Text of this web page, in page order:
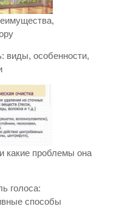
виды, особенности,
какие проблемы она
голоса:
способы